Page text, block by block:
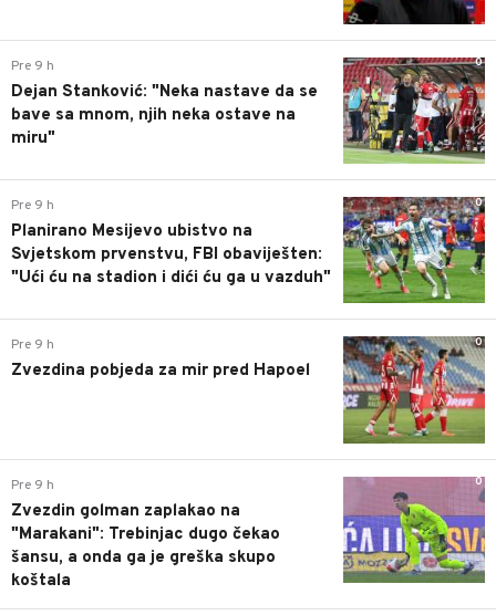
0
Pre 9 h
Dejan Stanković: "Neka nastave da se
bave sa mnom, njih neka ostave na
miru"
0
Pre 9 h
Planirano Mesijevo ubistvo na
Svjetskom prvenstvu, FBI obaviješten:
"Ući ću na stadion i dići ću ga u vazduh"
0
Pre 9 h
Zvezdina pobjeda za mir pred Hapoel
0
Pre 9 h
Zvezdin golman zaplakao na
"Marakani": Trebinjac dugo čekao
šansu, a onda ga je greška skupo
koštala